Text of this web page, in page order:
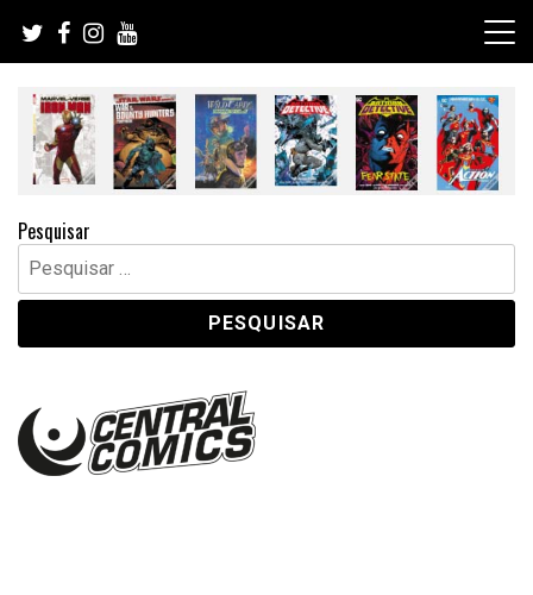
content
Pesquisar
Pesquisar
por: